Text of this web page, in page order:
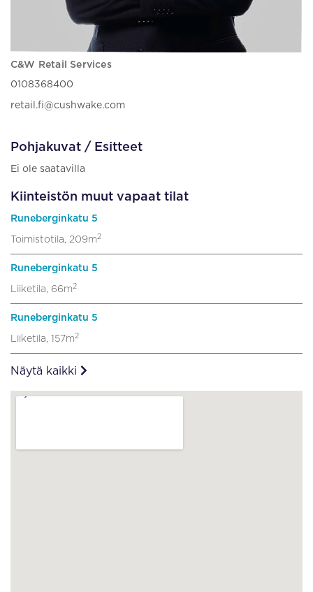
C&W Retail Services
0108368400
retail.fi@cushwake.com
Pohjakuvat / Esitteet
Ei ole saatavilla
Kiinteistön muut vapaat tilat
Runeberginkatu 5
Toimistotila, 209m 2
Runeberginkatu 5
Liiketila, 66m 2
Runeberginkatu 5
Liiketila, 157m 2
Näytä kaikki